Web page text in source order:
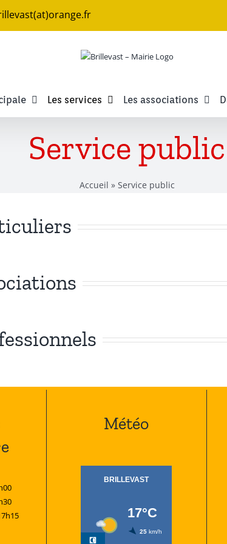
Les services Les associations
Service public
Accueil » Service public
Météo